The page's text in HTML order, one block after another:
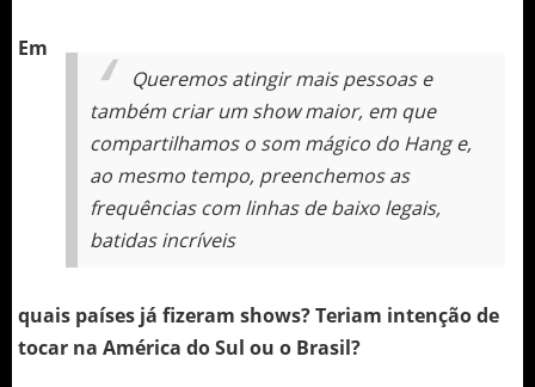
Queremos atingir mais pessoas e
também criar um show maior, em que
compartilhamos o som mágico do Hang e,
ao mesmo tempo, preenchemos as
frequências com linhas de baixo legais,
batidas incríveis
Em
quais países já fizeram shows? Teriam intenção de
tocar na América do Sul ou o Brasil?